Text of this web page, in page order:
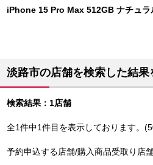
iPhone 15 Pro Max 512GB ナチュラ
淡路市の店舗を検索した結
検索結果：1店舗
全1件中1件目を表示しております。
予約申込する店舗/購入商品受取り店